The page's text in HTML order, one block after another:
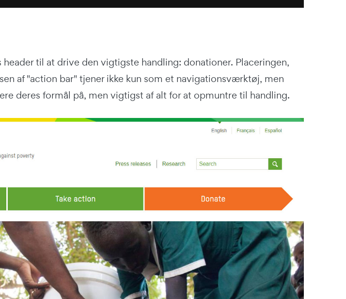
til at drive den vigtigste handling: donationer. Placeringen,
af "action bar" tjener ikke kun som et navigationsværktøj, men
deres formål på, men vigtigst af alt for at opmuntre til handling.